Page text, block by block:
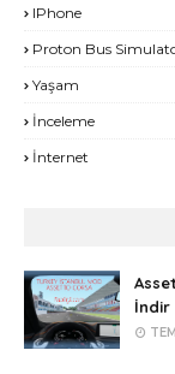
IPhone
Proton Bus
Yaşam
İnceleme
İnternet
İndir